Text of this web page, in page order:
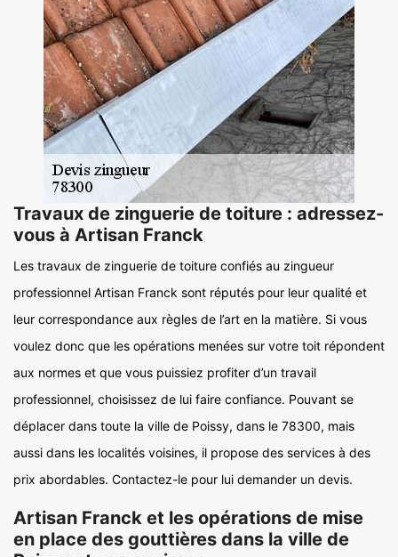
Travaux de zinguerie de toiture : adressez-
vous à Artisan Franck
Les travaux de zinguerie de toiture confiés au zingueur
professionnel Artisan Franck sont réputés pour leur qualité et
leur correspondance aux règles de l’art en la matière. Si vous
voulez donc que les opérations menées sur votre toit répondent
aux normes et que vous puissiez profiter d’un travail
professionnel, choisissez de lui faire confiance. Pouvant se
déplacer dans toute la ville de Poissy, dans le 78300, mais
aussi dans les localités voisines, il propose des services à des
prix abordables. Contactez-le pour lui demander un devis.
Artisan Franck et les opérations de mise
en place des gouttières dans la ville de